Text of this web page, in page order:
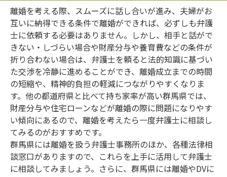
離婚を考える際、スムーズに話し合いが進み、夫婦がお
互いに納得できる条件で離婚ができれば、必ずしも弁護
士に依頼する必要はありません。しかし、相手と話がで
きない・しづらい場合や財産分与や養育費などの条件が
折り合わない場合は、弁護士を頼ると法的知識に基づい
た交渉を冷静に進めることができ、離婚成立までの時間
の短縮や、精神的負担の軽減につながりやすくなりま
す。他の都道府県と比べて持ち家率が高い群馬県では、
財産分与や住宅ローンなどが離婚の際に問題になりやす
い傾向にあるので、離婚を考えたら一度弁護士に相談し
てみるのがおすすめです。
群馬県には離婚を扱う弁護士事務所のほか、各種法律相
談窓口がありますので、これらを上手に活用して弁護士
に相談してみましょう。さらに、群馬県には離婚やDVに